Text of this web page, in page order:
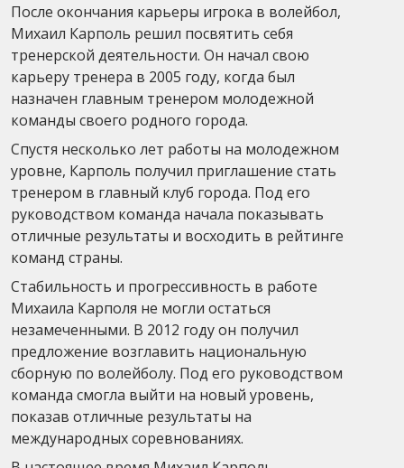
После окончания карьеры игрока в волейбол,
Михаил Карполь решил посвятить себя
тренерской деятельности. Он начал свою
карьеру тренера в 2005 году, когда был
назначен главным тренером молодежной
команды своего родного города.
Спустя несколько лет работы на молодежном
уровне, Карполь получил приглашение стать
тренером в главный клуб города. Под его
руководством команда начала показывать
отличные результаты и восходить в рейтинге
команд страны.
Стабильность и прогрессивность в работе
Михаила Карполя не могли остаться
незамеченными. В 2012 году он получил
предложение возглавить национальную
сборную по волейболу. Под его руководством
команда смогла выйти на новый уровень,
показав отличные результаты на
международных соревнованиях.